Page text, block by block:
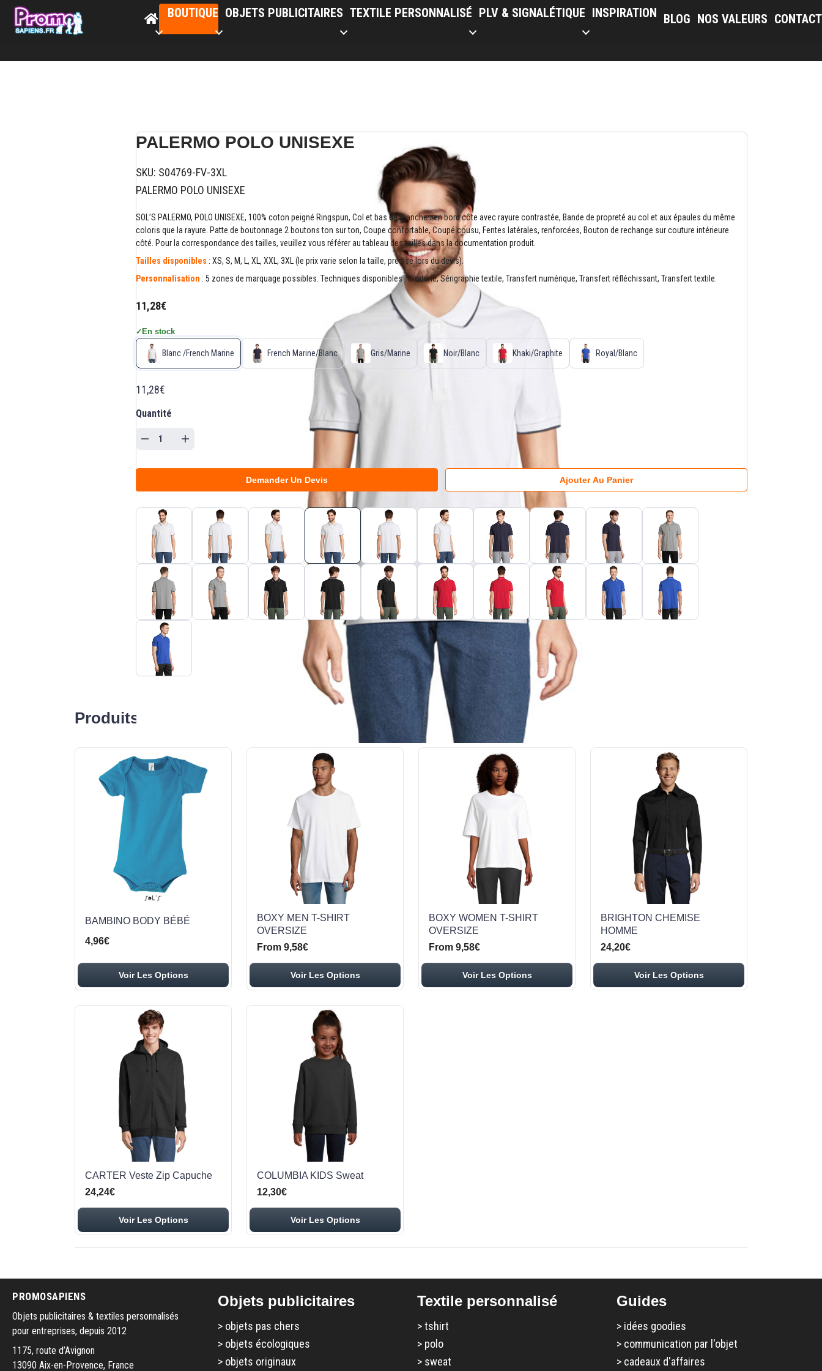
BOUTIQUE OBJETS PUBLICITAIRES TEXTILE PERSONNALISÉ PLV & SIGNALÉTIQUE INSPIRATION BLOG NOS VALEURS CONTACT
PALERMO POLO UNISEXE
SKU: S04769-FV-3XL
PALERMO POLO UNISEXE
SOL’S PALERMO, POLO UNISEXE, 100% coton peigné Ringspun, Col et bas de manches en bord côte avec rayure contrastée, Bande de propreté au col et aux épaules du même
coloris que la rayure. Patte de boutonnage 2 boutons ton sur ton, Coupe confortable, Coupé cousu, Fentes latérales, renforcées, Bouton de rechange sur couture intérieure
côté. Pour la correspondance des tailles, veuillez vous référer au tableau des tailles dans la documentation produit.
Tailles disponibles : XS, S, M, L, XL, XXL, 3XL (le prix varie selon la taille, précisé lors du devis).
Personnalisation : 5 zones de marquage possibles. Techniques disponibles : Broderie, Sérigraphie textile, Transfert numérique, Transfert réfléchissant, Transfert textile.
11,28€
✓ En stock
Blanc /French Marine French Marine/Blanc Gris/Marine Noir/Blanc Khaki/Graphite Royal/Blanc
11,28€
Quantité
Demander Un Devis Ajouter Au Panier
Produits liés
BAMBINO BODY BÉBÉ
4,96€
Voir Les Options
BOXY MEN T-SHIRT
OVERSIZE
From 9,58€
Voir Les Options
BOXY WOMEN T-SHIRT
OVERSIZE
From 9,58€
Voir Les Options
BRIGHTON CHEMISE
HOMME
24,20€
Voir Les Options
CARTER Veste Zip Capuche
24,24€
Voir Les Options
COLUMBIA KIDS Sweat
12,30€
Voir Les Options
PROMOSAPIENS
Objets publicitaires & textiles personnalisés
pour entreprises, depuis 2012
1175, route d’Avignon
13090 Aix-en-Provence, France
Objets publicitaires
> objets pas chers
> objets écologiques
> objets originaux
Textile personnalisé
>tshirt
> polo
> sweat
Guides
> idées goodies
> communication par l'objet
> cadeaux d'affaires